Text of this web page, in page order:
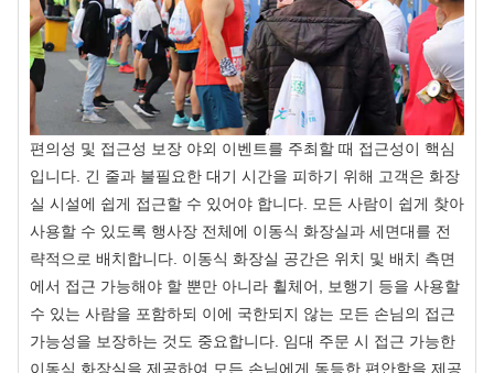
편의성 및 접근성 보장 야외 이벤트를 주최할 때 접근성이 핵심
입니다. 긴 줄과 불필요한 대기 시간을 피하기 위해 고객은 화장
실 시설에 쉽게 접근할 수 있어야 합니다. 모든 사람이 쉽게 찾아
사용할 수 있도록 행사장 전체에 이동식 화장실과 세면대를 전
략적으로 배치합니다. 이동식 화장실 공간은 위치 및 배치 측면
에서 접근 가능해야 할 뿐만 아니라 휠체어, 보행기 등을 사용할
수 있는 사람을 포함하되 이에 국한되지 않는 모든 손님의 접근
가능성을 보장하는 것도 중요합니다. 임대 주문 시 접근 가능한
이동식 화장실을 제공하여 모든 손님에게 동등한 편안함을 제공